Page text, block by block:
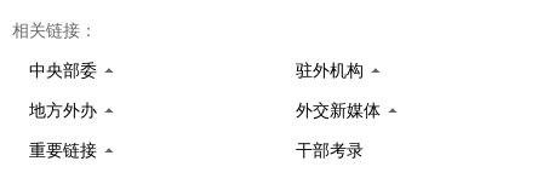
相关链接：
中央部委 驻外机构
地方外办 外交新媒体
重要链接 干部考录